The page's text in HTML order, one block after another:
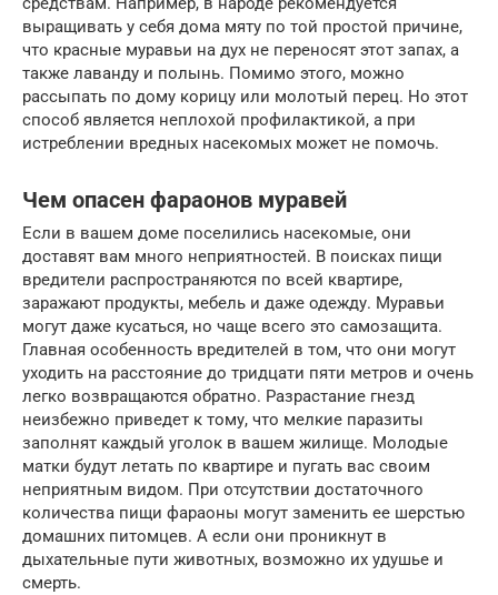
выращивать у себя дома мяту по той простой причине,
что красные муравьи на дух не переносят этот запах, а
также лаванду и полынь. Помимо этого, можно
рассыпать по дому корицу или молотый перец. Но этот
способ является неплохой профилактикой, а при
истреблении вредных насекомых может не помочь.
Чем опасен фараонов муравей
Если в вашем доме поселились насекомые, они
доставят вам много неприятностей. В поисках пищи
вредители распространяются по всей квартире,
заражают продукты, мебель и даже одежду. Муравьи
могут даже кусаться, но чаще всего это самозащита.
Главная особенность вредителей в том, что они могут
уходить на расстояние до тридцати пяти метров и очень
легко возвращаются обратно. Разрастание гнезд
неизбежно приведет к тому, что мелкие паразиты
заполнят каждый уголок в вашем жилище. Молодые
матки будут летать по квартире и пугать вас своим
неприятным видом. При отсутствии достаточного
количества пищи фараоны могут заменить ее шерстью
домашних питомцев. А если они проникнут в
дыхательные пути животных, возможно их удушье и
смерть.